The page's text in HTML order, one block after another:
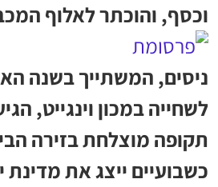
וכסף, והוכתר לאלוף
ניסים, המשתייך בשנה
לשחייה במכון וינגייט,
תקופה מוצלחת בזירה
כשבועיים ייצג את